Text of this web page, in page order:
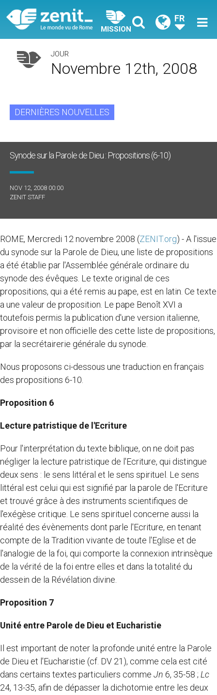
MISSION
FR
JOUR
Novembre 12th, 2008
DERNIÈRES NOUVELLES
Synode sur la Parole de Dieu : Propositions (6-10)
NOV 12, 2008 00:00
ZENIT STAFF
ROME, Mercredi 12 novembre 2008 (ZENIT.org) - A l'issue
du synode sur la Parole de Dieu, une liste de propositions
a été établie par l'Assemblée générale ordinaire du
synode des évêques. Le texte original de ces
propositions, qui a été remis au pape, est en latin. Ce texte
a une valeur de proposition. Le pape Benoît XVI a
toutefois permis la publication d'une version italienne,
provisoire et non officielle des cette liste de propositions,
par la secrétairerie générale du synode.
Nous proposons ci-dessous une traduction en français
des propositions 6-10.
Proposition 6
Lecture patristique de l'Ecriture
Pour l'interprétation du texte biblique, on ne doit pas
négliger la lecture patristique de l'Ecriture, qui distingue
deux sens : le sens littéral et le sens spirituel. Le sens
littéral est celui qui est signifié par la parole de l'Ecriture
et trouvé grâce à des instruments scientifiques de
l'exégèse critique. Le sens spirituel concerne aussi la
réalité des évènements dont parle l'Ecriture, en tenant
compte de la Tradition vivante de toute l'Eglise et de
l'analogie de la foi, qui comporte la connexion intrinsèque
de la vérité de la foi entre elles et dans la totalité du
dessein de la Révélation divine.
Proposition 7
Unité entre Parole de Dieu et Eucharistie
Il est important de noter la profonde unité entre la Parole
de Dieu et l'Eucharistie (cf. DV 21), comme cela est cité
dans certains textes particuliers comme Jn 6, 35-58 ; Lc
24, 13-35, afin de dépasser la dichotomie entre les deux